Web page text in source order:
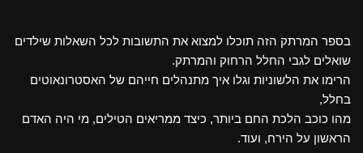
בספר המרתק הזה תוכלו למצוא את התשובות לכל השאלות שילדים
שואלים לגבי החלל הרחוק והמרתק.
הרימו את הלשוניות וגלו איך מתנהלים חייהם של האסטרונאוטים
בחלל,
מהו כוכב הלכת החם ביותר, כיצד ממריאים הטילים, מי היה האדם
הראשון על הירח, ועוד.